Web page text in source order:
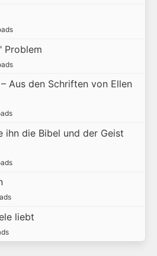
Problem
Aus den Schriften von Ellen
ihn die Bibel und der Geist
liebt